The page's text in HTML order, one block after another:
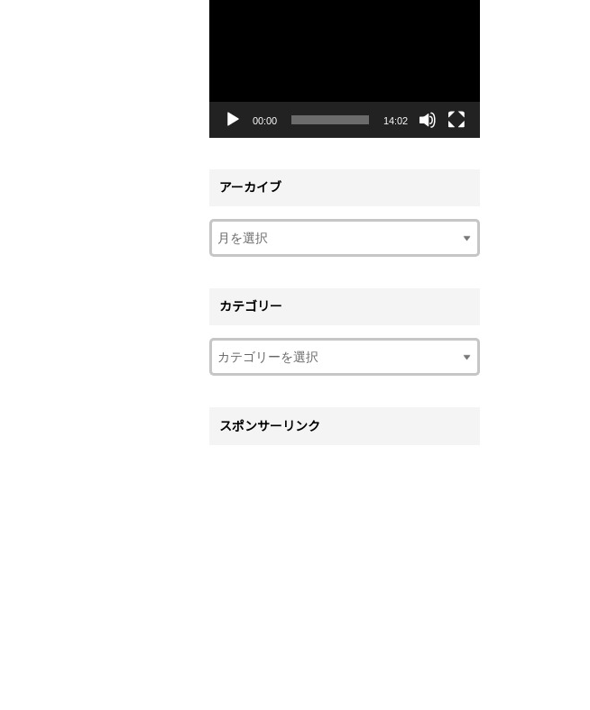
ヤ
00:00 14:02
アーカイブ
カテゴリー
スポンサーリンク